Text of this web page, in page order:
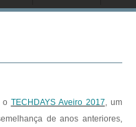
o TECHDAYS Aveiro 2017, um
de anos anteriores,